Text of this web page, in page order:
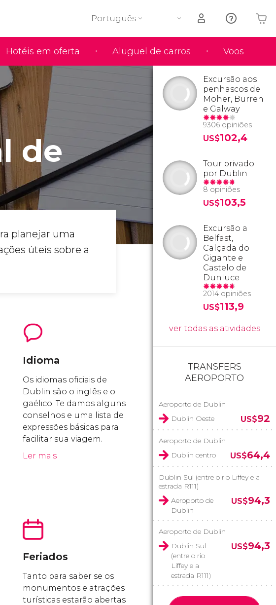
Hotéis em oferta Aluguel de carros Voos
Português
O seu carrinho está vazio
de
planejar uma
úteis sobre a
Idioma
Os idiomas oficiais de
Dublin são o inglês e o
gaélico. Te damos alguns
conselhos e uma lista de
expressões básicas para
facilitar sua viagem.
Ler mais
Feriados
Tanto para saber se os
monumentos e atrações
turísticas estarão abertas
Excursão aos
penhascos de
Moher, Burren
e Galway
9306 opiniões
US$102,4
Tour privado
por Dublin
8 opiniões
US$103,5
Excursão a
Belfast,
Calçada do
Gigante e
Castelo de
Dunluce
2014 opiniões
US$113,9
ver todas as atividades
TRANSFERS
AEROPORTO
Aeroporto de Dublin
Dublin Oeste
US$92
Aeroporto de Dublin
Dublin centro
US$64,4
Dublin Sul (entre o rio Liffey e a
estrada R111)
Aeroporto de
Dublin
US$94,3
Aeroporto de Dublin
Dublin Sul
(entre o rio
Liffey e a
estrada R111)
US$94,3